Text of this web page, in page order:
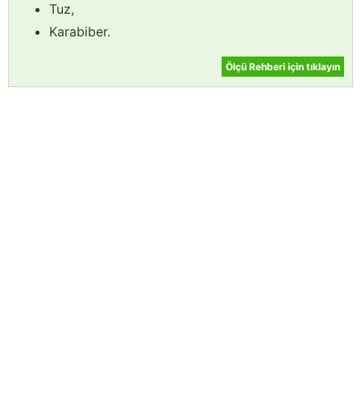
Tuz,
Karabiber.
Ölçü Rehberi için tıklayın